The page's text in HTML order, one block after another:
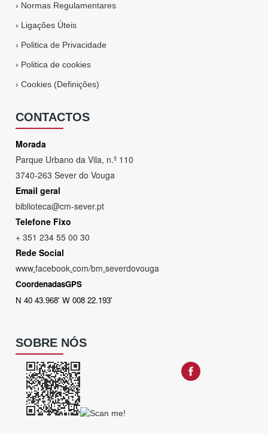
› Normas Regulamentares
› Ligações Úteis
› Politica de Privacidade
› Politica de cookies
›Cookies (Definições)
CONTACTOS
Morada
Parque Urbano da Vila, n.º 110
3740-263 Sever do Vouga
Email geral
biblioteca@cm-sever.pt
Telefone Fixo
+ 351 234 55 00 30
Rede Social
www.facebook.com/bm.severdovouga
CoordenadasGPS
N 40 43.968' W 008 22.193'
SOBRE NÓS